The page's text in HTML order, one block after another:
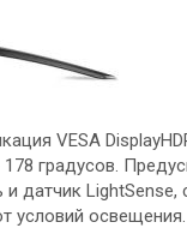
VESA
178 градусов.
и датчик
условий